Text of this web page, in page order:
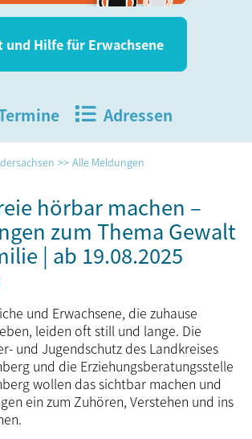
und Hil­fe für Erwachsene
Adressen
Alle Meldungen
hörbar machen –
zum Thema Gewalt
| ab 19.08.2025
und Erwachsene, die zuhause
leiden oft still und lange. Die
und Jugendschutz des Landkreises
und die Erziehungsberatungsstelle
wollen das sichtbar machen und
ein zum Zu­hö­ren, Verstehen und ins